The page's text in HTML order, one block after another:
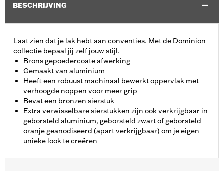
BESCHRIJVING
Laat zien dat je lak hebt aan conventies. Met de Dominion
collectie bepaal jij zelf jouw stijl.
Brons gepoedercoate afwerking
Gemaakt van aluminium
Heeft een robuust machinaal bewerkt oppervlak met
verhoogde noppen voor meer grip
Bevat een bronzen sierstuk
Extra verwisselbare sierstukken zijn ook verkrijgbaar in
geborsteld aluminium, geborsteld zwart of geborsteld
oranje geanodiseerd (apart verkrijgbaar) om je eigen
unieke look te creëren